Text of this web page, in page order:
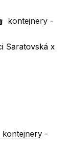
kontejnery -
Saratovská x
kontejnery -